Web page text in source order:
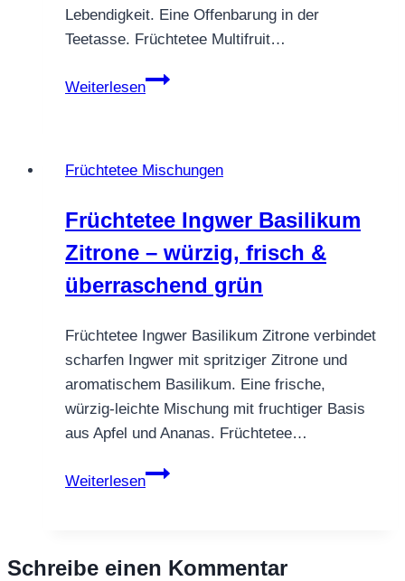
Lebendigkeit. Eine Offenbarung in der
Teetasse. Früchtetee Multifruit…
Weiterlesen
Früchtetee
Vielfalt
Ananas,
Mango
Maracuja
Früchtetee Mischungen
Früchtetee Ingwer Basilikum
Zitrone – würzig, frisch &
überraschend grün
Früchtetee Ingwer Basilikum Zitrone verbindet
scharfen Ingwer mit spritziger Zitrone und
aromatischem Basilikum. Eine frische,
würzig-leichte Mischung mit fruchtiger Basis
aus Apfel und Ananas. Früchtetee…
Weiterlesen
Früchtetee
–
Schreibe einen Kommentar